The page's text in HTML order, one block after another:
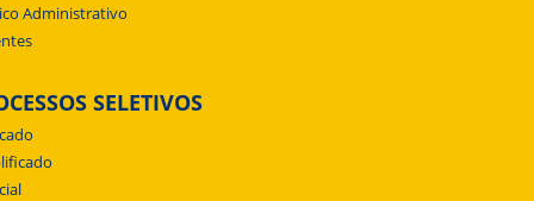
Administrativo
SELETIVOS